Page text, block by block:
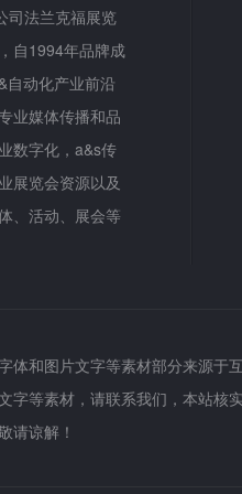
司法兰克福展览
自1994年品牌成
自动化产业前沿
业媒体传播和品
数字化，a&s传
展览会资源以及
、活动、展会等
体和图片文字等素材部分来源
字等素材，请联系我们，本站
请谅解！